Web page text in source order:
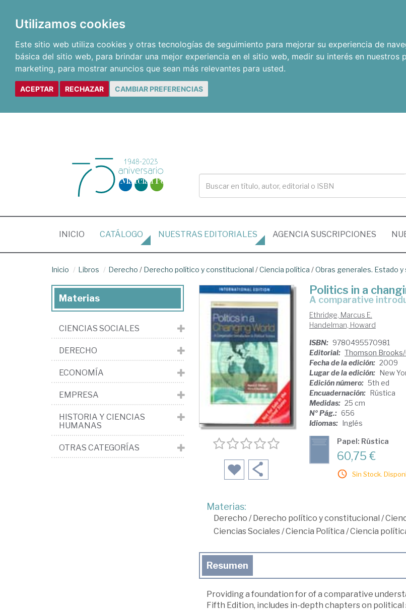
Utilizamos cookies
Este sitio web utiliza cookies y otras tecnologías de seguimiento para mejorar su experiencia de
básica del sitio web, para brindar una mejor experiencia en el sitio web, medir su interés en nuestros
marketing, para mostrar anuncios que sean más relevantes para usted.
ACEPTAR RECHAZAR CAMBIAR PREFERENCIAS
INICIO (CURRENT)
CATÁLOGO NUESTRAS EDITORIALES AGENCIA SUSCRIPCIONES
Inicio Libros Derecho / Derecho político y constitucional /Ciencia política /Obras generales. Estado y
Politics in a
a comparative
Ethridge, Marcus E.
Handelman, Howard
ISBN: 9780495570981
Editorial: Thomson
Fecha de la edición: 2009
Lugar de la edición: New
Edición número: 5th ed
Encuadernación: Rústica
Medidas: 25 cm
Nº Pág.: 656
Idiomas: Inglés
Papel: Rústica
60,75 €
Sin Stock.
Materias:
Derecho /Derecho político y constitucional /
Ciencias Sociales/Ciencia Política /Ciencia
Resumen
Providing a foundation for of a comparative
Fifth Edition, includes in-depth chapters on
Materias
CIENCIAS SOCIALES
DERECHO
ECONOMÍA
EMPRESA
HISTORIA Y CIENCIAS
HUMANAS
OTRAS CATEGORÍAS